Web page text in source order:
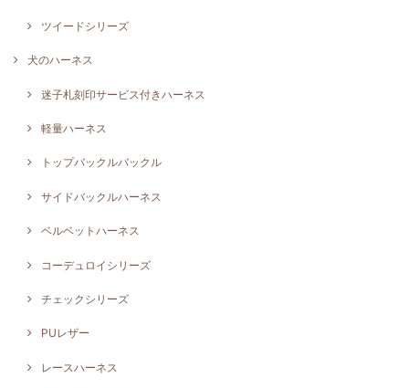
ツイードシリーズ
犬のハーネス
迷子札刻印サービス付きハーネス
軽量ハーネス
トップバックルバックル
サイドバックルハーネス
ベルベットハーネス
コーデュロイシリーズ
チェックシリーズ
PUレザー
レースハーネス